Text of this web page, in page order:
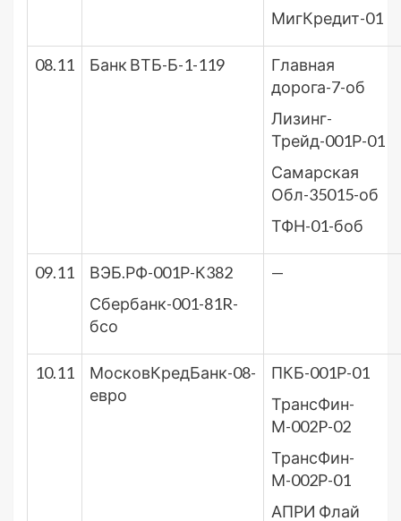
МигКредит-01
08.11 Банк ВТБ-Б-1-119
Главная
дорога-7-об
Лизинг-
Трейд-001Р-01
Самарская
Обл-35015-об
ТФН-01-боб
09.11
ВЭБ.РФ-001Р-К382
Сбербанк-001-81R-
бсо
—
10.11
МосковКредБанк-08-
евро
ПКБ-001Р-01
ТрансФин-
М-002P-02
ТрансФин-
М-002Р-01
АПРИ Флай